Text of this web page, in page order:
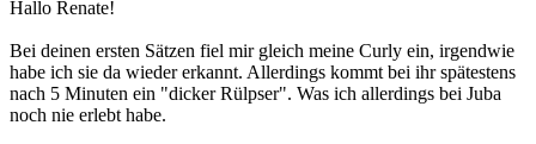
Hallo Renate!
Bei deinen ersten Sätzen fiel mir gleich meine Curly ein, irgendwie
habe ich sie da wieder erkannt. Allerdings kommt bei ihr spätestens
nach 5 Minuten ein "dicker Rülpser". Was ich allerdings bei Juba
noch nie erlebt habe.